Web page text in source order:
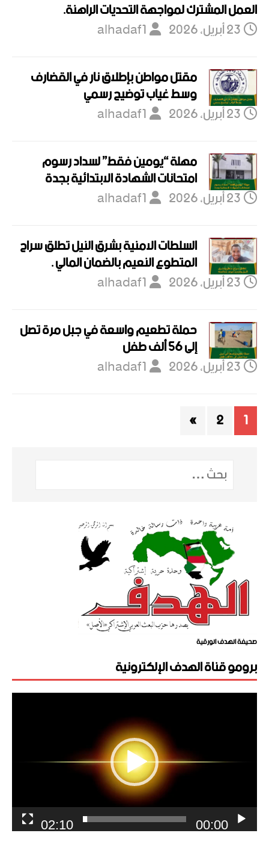
العمل المشترك لمواجهة التحديات الراهنة.
23 أبريل، 2026
alhadaf1
مقتل مواطن بإطلاق نار في القضارف
وسط غياب توضيح رسمي
23 أبريل، 2026
alhadaf1
مهلة “يومين فقط” لسداد رسوم
امتحانات الشهادة الابتدائية بجدة
23 أبريل، 2026
alhadaf1
السلطات الامنية بشرق النيل تطلق سراح
المتطوع النعيم بالضمان المالي .
23 أبريل، 2026
alhadaf1
حملة تطعيم واسعة في جبل مرة تصل
إلى 56 ألف طفل
23 أبريل، 2026
alhadaf1
1
2
»
صحيفة الهدف الورقية
برومو قناة الهدف الإلكترونية
مشغل
00:00
02:10